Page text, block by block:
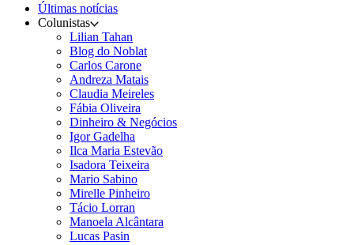
Últimas notícias
Colunistas
Lilian Tahan
Blog do Noblat
Carlos Carone
Andreza Matais
Claudia Meireles
Fábia Oliveira
Dinheiro & Negócios
Igor Gadelha
Ilca Maria Estevão
Isadora Teixeira
Mario Sabino
Mirelle Pinheiro
Tácio Lorran
Manoela Alcântara
Lucas Pasin